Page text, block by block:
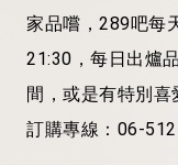
家品嚐，289吧每
21:30，每日出爐
間，或是有特別喜
訂購專線：06-